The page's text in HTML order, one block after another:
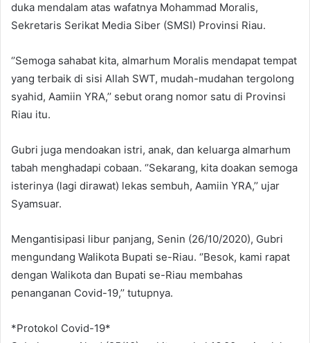
duka mendalam atas wafatnya Mohammad Moralis,
Sekretaris Serikat Media Siber (SMSI) Provinsi Riau.
‘’Semoga sahabat kita, almarhum Moralis mendapat tempat
yang terbaik di sisi Allah SWT, mudah-mudahan tergolong
syahid, Aamiin YRA,’’ sebut orang nomor satu di Provinsi
Riau itu.
Gubri juga mendoakan istri, anak, dan keluarga almarhum
tabah menghadapi cobaan. ‘’Sekarang, kita doakan semoga
isterinya (lagi dirawat) lekas sembuh, Aamiin YRA,’’ ujar
Syamsuar.
Mengantisipasi libur panjang, Senin (26/10/2020), Gubri
mengundang Walikota Bupati se-Riau. ‘’Besok, kami rapat
dengan Walikota dan Bupati se-Riau membahas
penanganan Covid-19,’’ tutupnya.
*Protokol Covid-19*